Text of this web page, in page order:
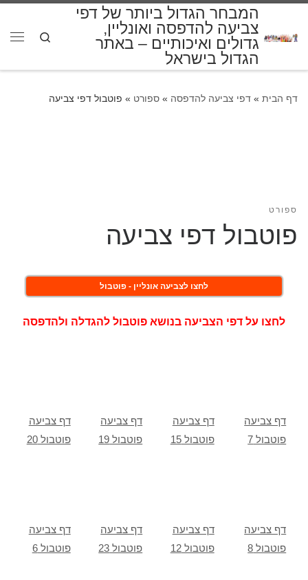
המבחר הגדול ביותר של דפי
צביעה להדפסה ואונליין,
גדולים ואיכותיים – באתר
הגדול בישראל
Search
דף הבית » דפי צביעה להדפסה » ספורט » פוטבול דפי צביעה
ספורט
פוטבול דפי צביעה
לחצו לצביעה אונליין - פוטבול
לחצו על דפי הצביעה בנושא פוטבול להגדלה ולהדפסה
דף צביעה
פוטבול 20
דף צביעה
פוטבול 19
דף צביעה
פוטבול 15
דף צביעה
פוטבול 7
דף צביעה
פוטבול 6
דף צביעה
פוטבול 23
דף צביעה
פוטבול 12
דף צביעה
פוטבול 8